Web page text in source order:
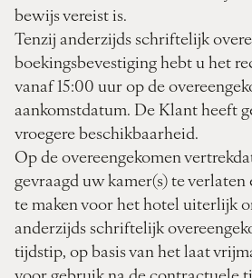
bewijs vereist is.
Tenzij anderzijds schriftelijk
boekingsbevestiging hebt u het
vanaf 15:00 uur op de
aankomstdatum. De Klant heeft
vroegere beschikbaarheid.
Op de overeengekomen
gevraagd uw kamer(s) te verlaten
te maken voor het hotel uiterlijk
anderzijds schriftelijk
tijdstip, op basis van het laat